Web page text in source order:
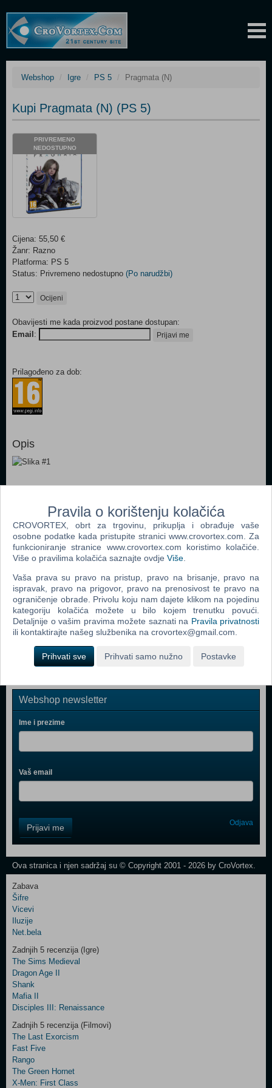
Webshop Igre PS 5 Pragmata (N)
Kupi Pragmata (N) (PS 5)
PRIVREMENO
NEDOSTUPNO
Cijena: 55,50 €
Žanr: Razno
Platforma: PS 5
Status: Privremeno nedostupno (Po narudžbi)
Ocijeni
Obavijesti me kada proizvod postane dostupan:
Email : Prijavi me
Prilagođeno za dob:
Opis
Popularno
Arcade Spirits The New Challengers (N) (PS 5)
Doki Doki Literature Club Plus (N) (PS 5)
Atari 50 The Anniversary Celebration (N) (PS 5)
Are You Smarter Than A 5th Grader? (N) (PS 5)
L.O.L. Surprise! B.B.s BORN TO TRAVEL (N) (PS 5)
Cult of the Lamb (N) (PS 5)
Webshop newsletter
Ime i prezime
Vaš email
Field
One
Control
Two
Newsletter
Control
Field
Three
Prijavi me Odjava
Ova stranica i njen sadržaj su © Copyright 2001 - 2026 by CroVortex.
Zabava
Šifre
Vicevi
Iluzije
Net.bela
Zadnjih 5 recenzija (Igre)
The Sims Medieval
Dragon Age II
Shank
Mafia II
Disciples III: Renaissance
Zadnjih 5 recenzija (Filmovi)
The Last Exorcism
Fast Five
Rango
The Green Hornet
X-Men: First Class
Pravila o korištenju kolačića
CROVORTEX, obrt za trgovinu, prikuplja i obrađuje vaše
osobne podatke kada pristupite stranici www.crovortex.com. Za
funkcioniranje stranice www.crovortex.com koristimo kolačiće.
Više o pravilima kolačića saznajte ovdje Više
Vaša prava su pravo na pristup, pravo na brisanje, pravo na
ispravak, pravo na prigovor, pravo na prenosivost te pravo na
ograničenje obrade. Privolu koju nam dajete klikom na pojedinu
kategoriju kolačića možete u bilo kojem trenutku povući.
Detaljnije o vašim pravima možete saznati na Pravila privatnosti
ili kontaktirajte našeg službenika na crovortex@gmail.com.
Prihvati sve Prihvati samo nužno Postavke